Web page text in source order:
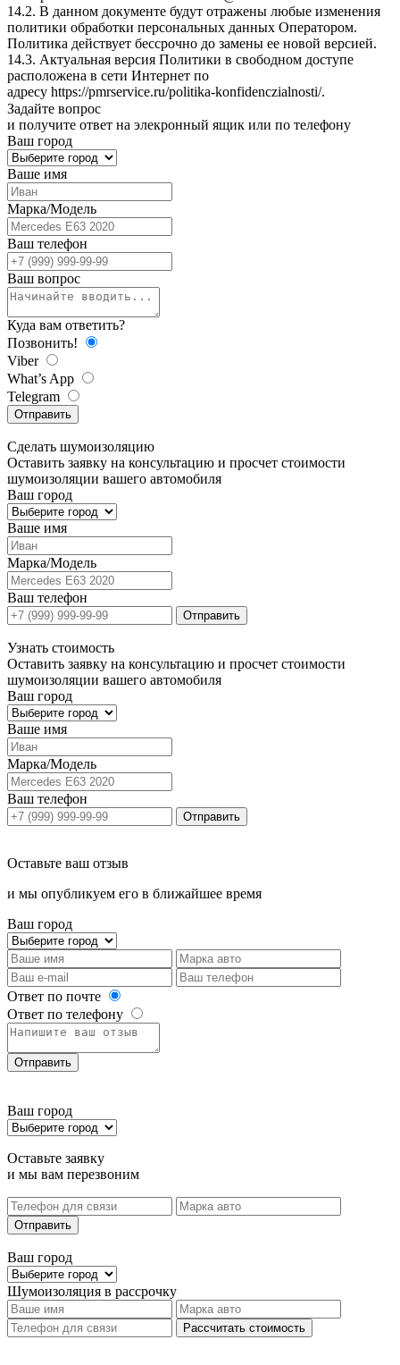
14.2. В данном документе будут отражены любые изменения
политики обработки персональных данных Оператором.
Политика действует бессрочно до замены ее новой версией.
14.3. Актуальная версия Политики в свободном доступе
расположена в сети Интернет по
адресу https://pmrservice.ru/politika-konfidenczialnosti/.
Задайте вопрос
и получите ответ на элекронный ящик или по телефону
Ваш город
Ваше имя
Марка/Модель
Ваш телефон
Ваш вопрос
Куда вам ответить?
Позвонить!
Viber
What’s App
Telegram
Отправить
Сделать шумоизоляцию
Оставить заявку на консультацию и просчет стоимости
шумоизоляции вашего автомобиля
Ваш город
Ваше имя
Марка/Модель
Ваш телефон
Отправить
Узнать стоимость
Оставить заявку на консультацию и просчет стоимости
шумоизоляции вашего автомобиля
Ваш город
Ваше имя
Марка/Модель
Ваш телефон
Отправить
Оставьте ваш отзыв
и мы опубликуем его в ближайшее время
Ваш город
Ответ по почте
Ответ по телефону
Отправить
Ваш город
Оставьте заявку
и мы вам перезвоним
Отправить
Ваш город
Шумоизоляция в рассрочку
Рассчитать стоимость